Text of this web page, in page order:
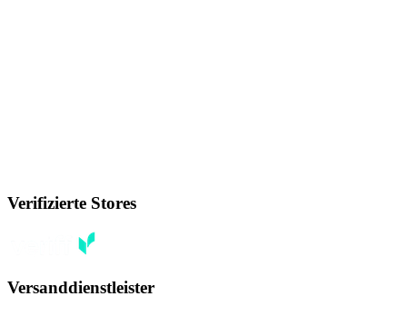
Verifizierte Stores
Versanddienstleister